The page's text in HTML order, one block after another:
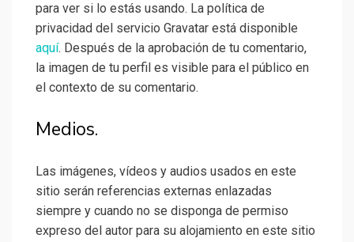
para ver si lo estás usando. La política de
privacidad del servicio Gravatar está disponible
aquí. Después de la aprobación de tu comentario,
la imagen de tu perfil es visible para el público en
el contexto de su comentario.
Medios.
Las imágenes, vídeos y audios usados en este
sitio serán referencias externas enlazadas
siempre y cuando no se disponga de permiso
expreso del autor para su alojamiento en este sitio